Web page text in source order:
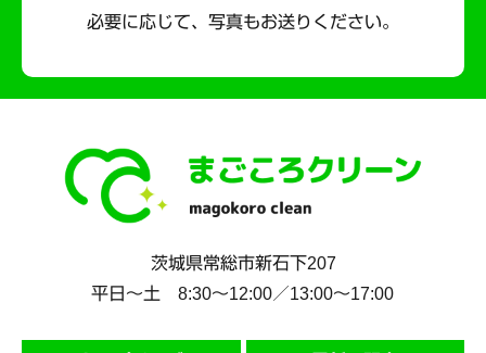
必要に応じて、写真もお送りください。
茨城県常総市新石下207
平日～土 8:30〜12:00／13:00〜17:00